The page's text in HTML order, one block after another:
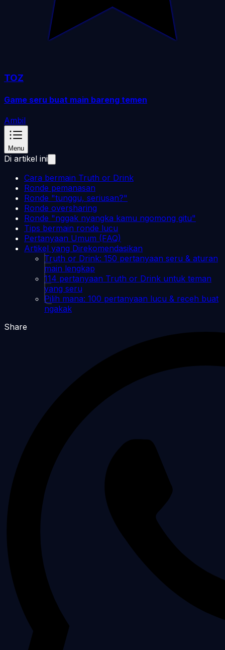
TOZ
Game seru buat main bareng temen
Ambil
Menu
Di artikel ini
Cara bermain Truth or Drink
Ronde pemanasan
Ronde "tunggu, seriusan?"
Ronde oversharing
Ronde "nggak nyangka kamu ngomong gitu"
Tips bermain ronde lucu
Pertanyaan Umum (FAQ)
Artikel yang Direkomendasikan
Truth or Drink: 150 pertanyaan seru & aturan
main lengkap
114 pertanyaan Truth or Drink untuk teman
yang seru
Pilih mana: 100 pertanyaan lucu & receh buat
ngakak
Share